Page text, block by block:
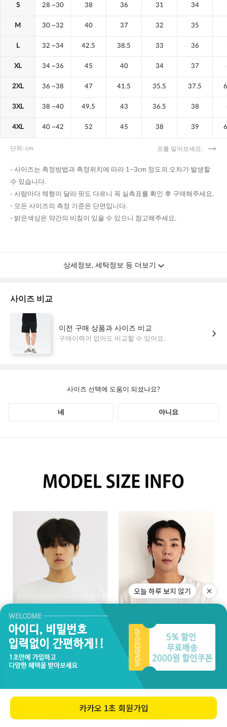
오늘 하루 보지 않기
카카오 1초 회원가입